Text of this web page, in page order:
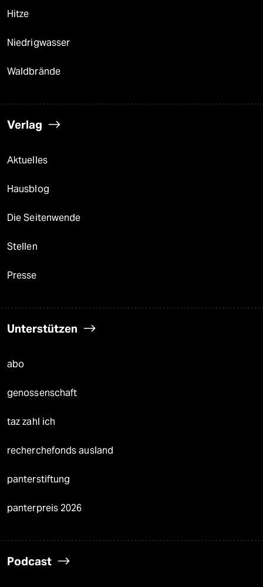
Hitze
Niedrigwasser
Waldbrände
Verlag
Aktuelles
Hausblog
Die Seitenwende
Stellen
Presse
Unterstützen
abo
genossenschaft
taz zahl ich
recherchefonds ausland
panterstiftung
panterpreis 2026
Podcast